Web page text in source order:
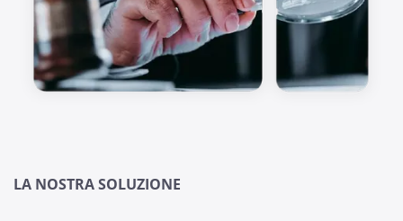
LA NOSTRA SOLUZIONE